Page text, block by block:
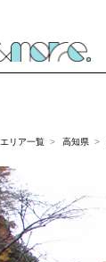
エリア一覧 高知県